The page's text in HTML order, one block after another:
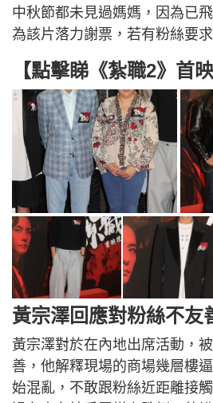
中秋節都未見過媽媽，因為已
為該片落力謝票，若有粉絲要
【點擊睇《紮職2》首
黃宗澤回應對粉絲不友
黃宗澤對於在內地出席活動，
善，他解釋現場的商場幾層樓
始混亂，不敢跟粉絲近距離接